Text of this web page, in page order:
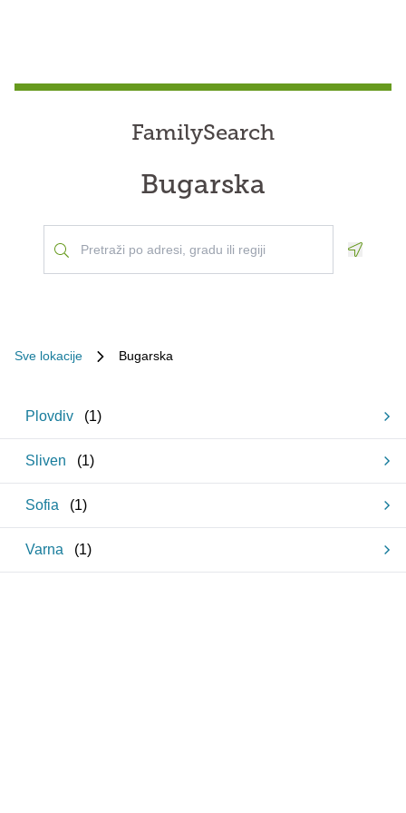
FamilySearch
Bugarska
Sve lokacije Bugarska
Plovdiv (1)
Sliven (1)
Sofia (1)
Varna (1)